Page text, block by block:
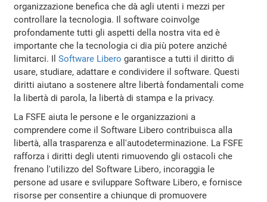
organizzazione benefica che dà agli utenti i mezzi per
controllare la tecnologia. Il software coinvolge
profondamente tutti gli aspetti della nostra vita ed è
importante che la tecnologia ci dia più potere anziché
limitarci. IlSoftware Libero garantisce a tutti il diritto di
usare, studiare, adattare e condividere il software. Questi
diritti aiutano a sostenere altre libertà fondamentali come
la libertà di parola, la libertà di stampa e la privacy.
La FSFE aiuta le persone e le organizzazioni a
comprendere come il Software Libero contribuisca alla
libertà, alla trasparenza e all'autodeterminazione. La FSFE
rafforza i diritti degli utenti rimuovendo gli ostacoli che
frenano l'utilizzo del Software Libero, incoraggia le
persone ad usare e sviluppare Software Libero, e fornisce
risorse per consentire a chiunque di promuovere